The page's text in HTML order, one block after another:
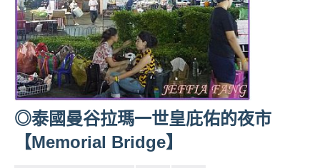
◎泰國曼谷拉瑪一世皇庇佑的夜市
【Memorial Bridge】